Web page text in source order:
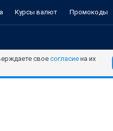
Курсы валют Промокоды
свое согласие на их